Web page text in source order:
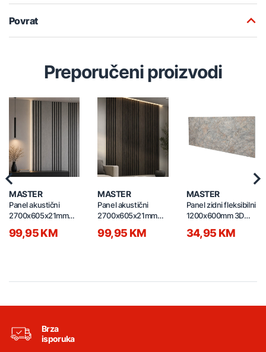
Povrat
Preporučeni proizvodi
MASTER
Panel akustični
2700x605x21mm
99,95 KM
MASTER
Panel akustični
2700x605x21mm
99,95 KM
MASTER
Panel zidni fleksibilni
1200x600mm 3D
34,95 KM
Previous
Brza
isporuka